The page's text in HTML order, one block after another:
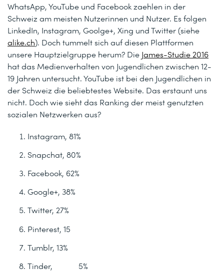
WhatsApp, YouTube und Facebook zaehlen in der
Schweiz am meisten Nutzerinnen und Nutzer. Es folgen
LinkedIn, Instagram, Goolge+, Xing und Twitter (siehe
alike.ch). Doch tummelt sich auf diesen Plattformen
unsere Hauptzielgruppe herum? Die James-Studie 2016
hat das Medienverhalten von Jugendlichen zwischen 12-
19 Jahren untersucht. YouTube ist bei den Jugendlichen in
der Schweiz die beliebtestes Website. Das erstaunt uns
nicht. Doch wie sieht das Ranking der meist genutzten
sozialen Netzwerken aus?
Instagram, 81%
Snapchat, 80%
Facebook, 62%
Google+, 38%
Twitter, 27%
Pinterest, 15
Tumblr, 13%
Tinder, 5%